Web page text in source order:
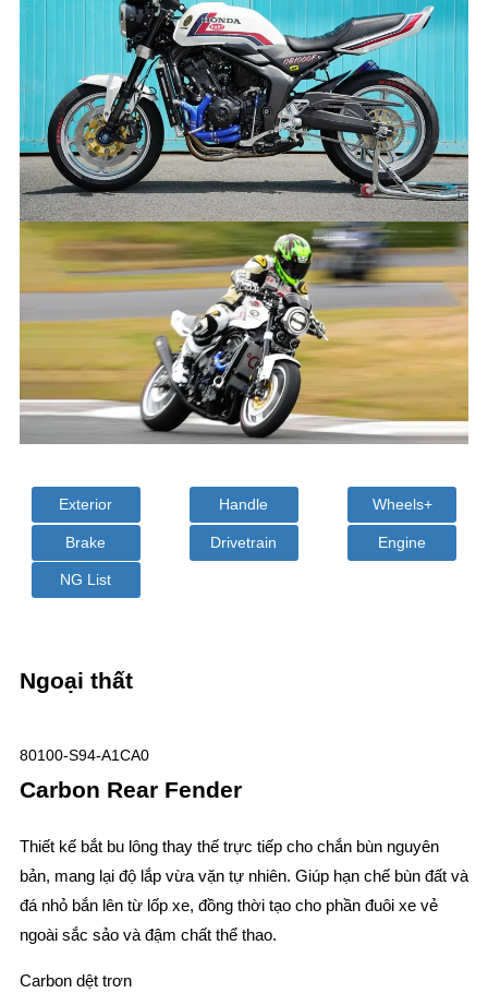
Exterior Handle Wheels+
Brake Drivetrain Engine
NG List
Ngoại thất
80100-S94-A1CA0
Carbon Rear Fender
Thiết kế bắt bu lông thay thế trực tiếp cho chắn bùn nguyên
bản, mang lại độ lắp vừa vặn tự nhiên. Giúp hạn chế bùn đất và
đá nhỏ bắn lên từ lốp xe, đồng thời tạo cho phần đuôi xe vẻ
ngoài sắc sảo và đậm chất thể thao.
Carbon dệt trơn